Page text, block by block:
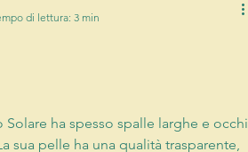
ha spesso spalle larghe e occhi
sua pelle ha una qualità trasparente,
di lettura: 3 min